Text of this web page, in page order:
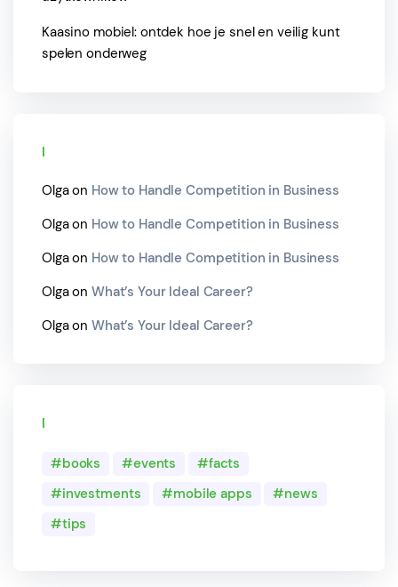
Kaasino mobiel: ontdek hoe je snel en veilig kunt
spelen onderweg
Olgaon How to Handle Competition in Business
Olgaon How to Handle Competition in Business
Olgaon How to Handle Competition in Business
Olgaon What’s Your Ideal Career?
Olgaon What’s Your Ideal Career?
books events
facts
investments
mobile apps
news
tips